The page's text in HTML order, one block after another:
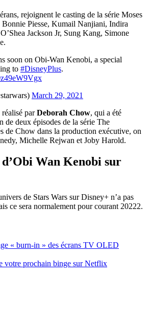
rejoignent le casting de la série Moses
Piesse, Kumail Nanjiani, Indira
Jackson Jr, Sung Kang, Simone
soon on Obi-Wan Kenobi, a special
to #DisneyPlus.
March 29, 2021
réalisé parDeborah Chow, qui a été
de deux épisodes de la série The
de Chow dans la production exécutive, on
Michelle Rejwan et Joby Harold.
Wan Kenobi sur
de Stars Wars sur Disney+ n’a pas
ce sera normalement pour courant 20222.
« burn-in » des écrans TV OLED
votre prochain binge sur Netflix